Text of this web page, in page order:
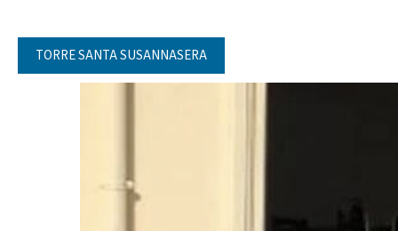
TORRE SANTA SUSANNASERA